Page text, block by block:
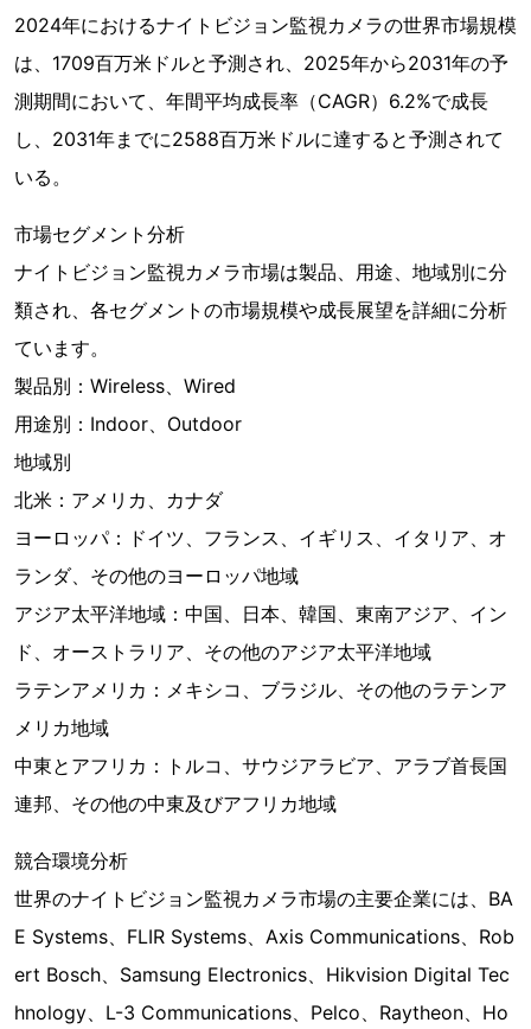
2024年におけるナイトビジョン監視カメラの世界市場規模
は、1709百万米ドルと予測され、2025年から2031年の予
測期間において、年間平均成長率（CAGR）6.2%で成長
し、2031年までに2588百万米ドルに達すると予測されて
いる。
市場セグメント分析
ナイトビジョン監視カメラ市場は製品、用途、地域別に分
類され、各セグメントの市場規模や成長展望を詳細に分析
ています。
製品別：Wireless、Wired
用途別：Indoor、Outdoor
地域別
北米：アメリカ、カナダ
ヨーロッパ：ドイツ、フランス、イギリス、イタリア、オ
ランダ、その他のヨーロッパ地域
アジア太平洋地域：中国、日本、韓国、東南アジア、イン
ド、オーストラリア、その他のアジア太平洋地域
ラテンアメリカ：メキシコ、ブラジル、その他のラテンア
メリカ地域
中東とアフリカ：トルコ、サウジアラビア、アラブ首長国
連邦、その他の中東及びアフリカ地域
競合環境分析
世界のナイトビジョン監視カメラ市場の主要企業には、BA
E Systems、FLIR Systems、Axis Communications、Rob
ert Bosch、Samsung Electronics、Hikvision Digital Tec
hnology、L-3 Communications、Pelco、Raytheon、Ho